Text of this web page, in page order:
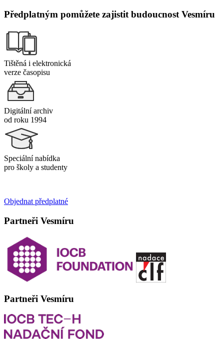
Předplatným pomůžete zajistit budoucnost Vesmíru
Tištěná i elektronická
verze časopisu
Digitální archiv
od roku 1994
Speciální nabídka
pro školy a studenty
Objednat předplatné
Partneři Vesmíru
Partneři Vesmíru